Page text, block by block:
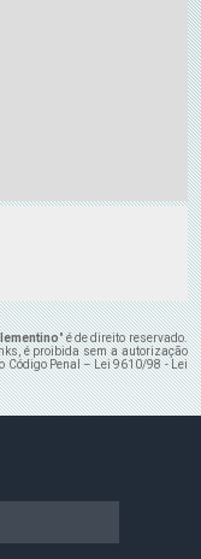
" é de direito reservado.
é proibida sem a autorização
Código Penal –Lei 9610/98 - Lei